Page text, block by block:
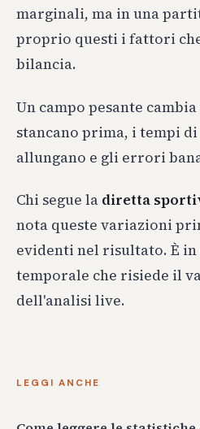
marginali, ma in una
proprio questi i fattori
bilancia.
Un campo pesante
stancano prima, i tempi
allungano e gli errori
Chi segue la diretta
nota queste variazioni
evidenti nel risultato. È in
temporale che risiede il
dell'analisi live.
LEGGI ANCHE